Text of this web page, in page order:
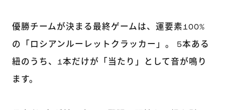
優勝チームが決まる最終ゲームは、運要素100%
の「ロシアンルーレットクラッカー」。 5本ある
紐のうち、1本だけが「当たり」として音が鳴り
ます。